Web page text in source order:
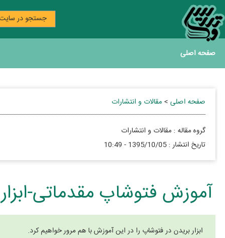
جستجو در
صفحه اصلی
صفحه اصلی > مقالات و انتشارات
گروه مقاله : مقالات و انتشارات
تاريخ انتشار : 1395/10/05 - 10:49
آموزش فتوشاپ مقدماتی-
ابزار بریدن در فتوشاپ را در این آموزش با هم مرور خواهیم کرد.